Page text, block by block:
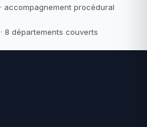
· accompagnement procédural
· 8 départements couverts